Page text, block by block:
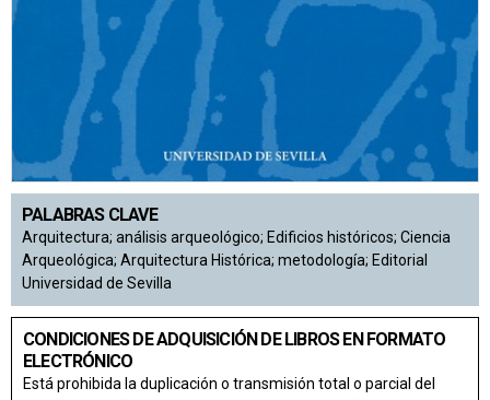
PALABRAS CLAVE
Arquitectura; análisis arqueológico; Edificios históricos; Ciencia
Arqueológica; Arquitectura Histórica; metodología; Editorial
Universidad de Sevilla
CONDICIONES DE ADQUISICIÓN DE LIBROS EN FORMATO
ELECTRÓNICO
Está prohibida la duplicación o transmisión total o parcial del